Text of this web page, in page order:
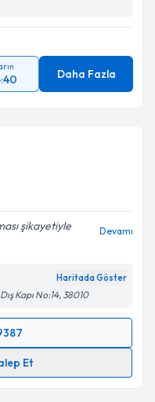
Daha Fazla
şikayetiyle
Devamı
Haritada Göster
Kapı No:14, 38010
Et